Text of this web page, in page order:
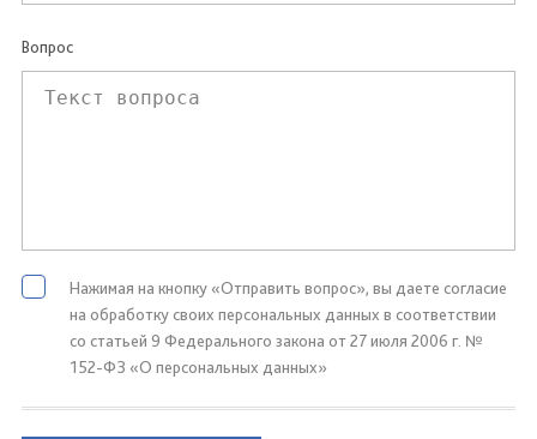
Вопрос
Нажимая на кнопку «Отправить вопрос», вы даете согласие
на обработку своих персональных данных в соответствии
со статьей 9 Федерального закона от 27 июля 2006 г. №
152-ФЗ «О персональных данных»